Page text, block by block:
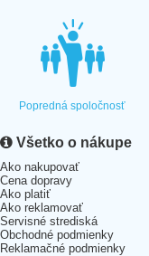
Popredná spoločnosť
Všetko o nákupe
Ako nakupovať
Cena dopravy
Ako platiť
Ako reklamovať
Servisné strediská
Obchodné podmienky
Reklamačné podmienky